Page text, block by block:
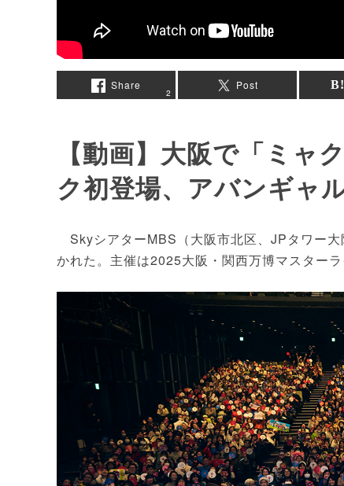
Share
2
Post
【動画】大阪で「ミ
ク初登場、アバンギャ
SkyシアターMBS（大阪市北区、JPタワー
かれた。主催は2025大阪・関西万博マスターラ